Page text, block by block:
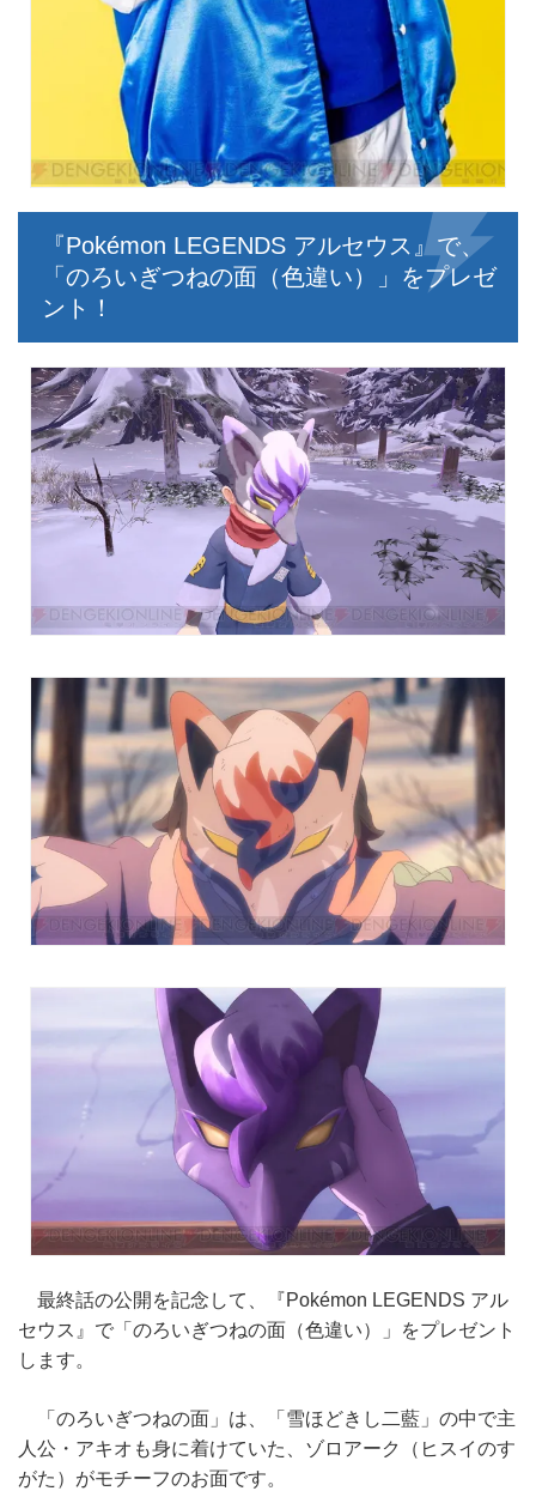
『Pokémon LEGENDS アルセウス』で、
「のろいぎつねの面（色違い）」をプレゼ
ント！
最終話の公開を記念して、『Pokémon LEGENDS アル
セウス』で「のろいぎつねの面（色違い）」をプレゼント
します。
「のろいぎつねの面」は、「雪ほどきし二藍」の中で主
人公・アキオも身に着けていた、ゾロアーク（ヒスイのす
がた）がモチーフのお面です。